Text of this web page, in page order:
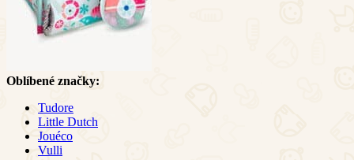
Oblíbené značky:
Tudore
Little Dutch
Jouéco
Vulli